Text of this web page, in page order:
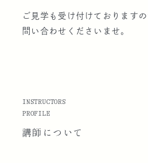
ご見学も受け付けております
問い合わせくださいませ。
INSTRUCTORS
PROFILE
講師に ついて